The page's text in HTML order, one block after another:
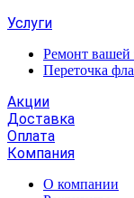
Услуги
Ремонт вашей
Переточка
Акции
Доставка
Оплата
Компания
О компании